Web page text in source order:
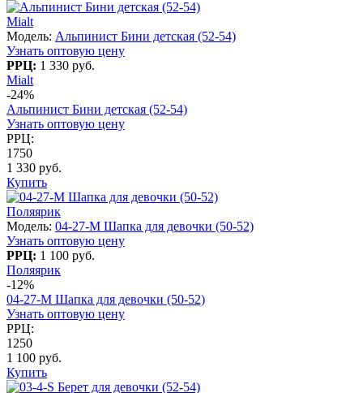
Mialt
Модель: Альпинист Бини детская (52-54)
Узнать оптовую цену
РРЦ: 1 330 руб.
Mialt
-24%
Альпинист Бини детская (52-54)
Узнать оптовую цену
РРЦ:
1750
1 330 руб.
Купить
Поляярик
Модель: 04-27-M Шапка для девочки (50-52)
Узнать оптовую цену
РРЦ: 1 100 руб.
Поляярик
-12%
04-27-M Шапка для девочки (50-52)
Узнать оптовую цену
РРЦ:
1250
1 100 руб.
Купить